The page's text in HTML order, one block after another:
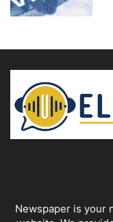
Newspaper is your